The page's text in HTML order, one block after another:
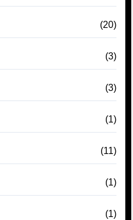
(20)
(3)
(3)
(1)
(11)
(1)
(1)